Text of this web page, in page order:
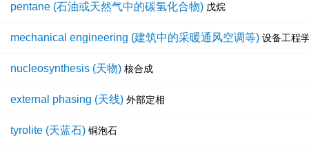
pentane (石油或天然气中的碳氢化合物) 戊烷
mechanical engineering (建筑中的采暖通风空调等) 设备工程
nucleosynthesis (天物) 核合成
external phasing (天线) 外部定相
tyrolite (天蓝石) 铜泡石